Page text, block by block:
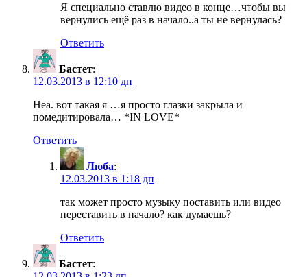
Я специально ставлю видео в конце…чтобы вы
вернулись ещё раз в начало..а ты не вернулась?
Ответить
Бастет:
12.03.2013 в 12:10 дп
Неа. вот такая я …я просто глазки закрыла и
помедитировала… *IN LOVE*
Ответить
Люба:
12.03.2013 в 1:18 дп
так может просто музыку поставить или видео
переставить в начало? как думаешь?
Ответить
Бастет: